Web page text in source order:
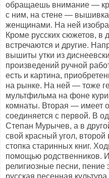
обращаешь внимание —
с ним, на стене —
женщинами. На ней
Кроме русских сюжетов, в
встречаются и другие.
вышиты утки из
произведений ручной
есть и картина,
на рынке. На ней — тоже
мультфильма на фоне
комнаты. Вторая — имеет
соединяется с первой. В
Степан Мурычев, а в
свой красный угол,
стопка старинных книг.
помощью родственников.
религиозные песни,